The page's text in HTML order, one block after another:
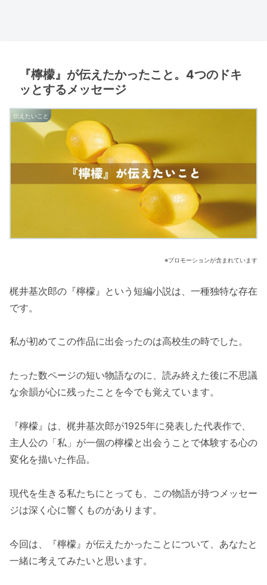
『檸檬』が伝えたかったこと。4つのドキ
ッとするメッセージ
伝えたいこと
※プロモーションが含まれています
梶井基次郎の『檸檬』という短編小説は、一種独特な存在
です。
私が初めてこの作品に出会ったのは高校生の時でした。
たった数ページの短い物語なのに、読み終えた後に不思議
な余韻が心に残ったことを今でも覚えています。
『檸檬』は、梶井基次郎が1925年に発表した代表作で、
主人公の「私」が一個の檸檬と出会うことで体験する心の
変化を描いた作品。
現代を生きる私たちにとっても、この物語が持つメッセー
ジは深く心に響くものがあります。
今回は、『檸檬』が伝えたかったことについて、あなたと
一緒に考えてみたいと思います。